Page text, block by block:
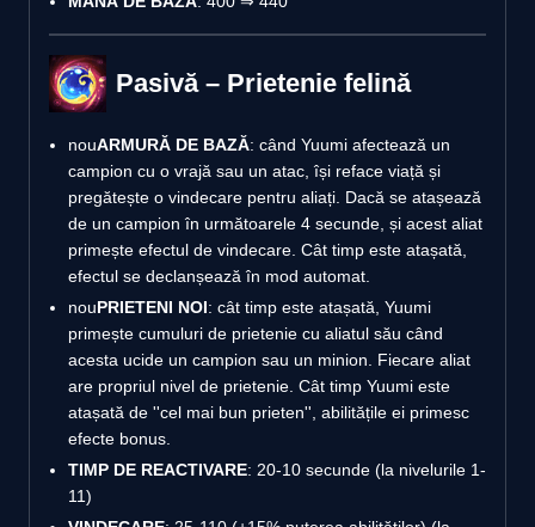
Pasivă – Prietenie felină
nouARMURĂ DE BAZĂ: când Yuumi afectează un
campion cu o vrajă sau un atac, își reface viață și
pregătește o vindecare pentru aliați. Dacă se atașează
de un campion în următoarele 4 secunde, și acest aliat
primește efectul de vindecare. Cât timp este atașată,
efectul se declanșează în mod automat.
nouPRIETENI NOI: cât timp este atașată, Yuumi
primește cumuluri de prietenie cu aliatul său când
acesta ucide un campion sau un minion. Fiecare aliat
are propriul nivel de prietenie. Cât timp Yuumi este
atașată de ''cel mai bun prieten'', abilitățile ei primesc
efecte bonus.
TIMP DE REACTIVARE: 20-10 secunde (la nivelurile 1-
11)